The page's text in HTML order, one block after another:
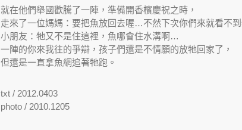
就在他們舉國歡騰了一陣，準備開香檳慶祝之時，
走來了一位媽媽：要把魚放回去喔…不然下次你們來就看不到
小朋友：牠又不是住這裡，魚哪會住水溝啊…
一陣的你來我往的爭辯，孩子們還是不情願的放牠回家了，
但還是一直拿魚網追著牠跑。
txt / 2012.0403
photo / 2010.1205